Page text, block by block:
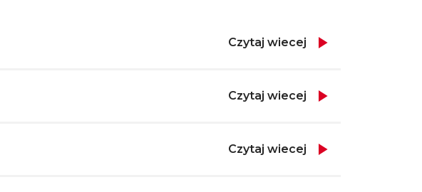
Czytaj wiecej
Czytaj wiecej
Czytaj wiecej